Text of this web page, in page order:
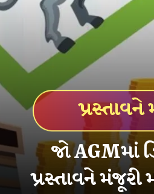
જો AGMમાં
પ્રસ્તાવને
પ્રસ્તાવને